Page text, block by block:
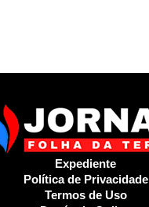
Expediente
Política de Privacidade
Termos de Uso